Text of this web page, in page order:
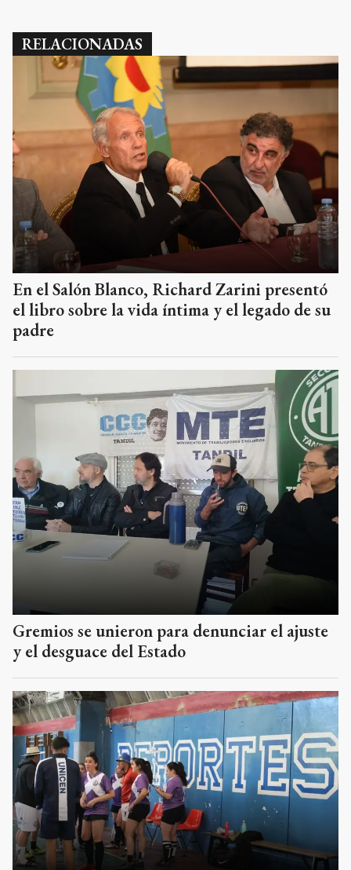
RELACIONADAS
En el Salón Blanco, Richard Zarini presentó
el libro sobre la vida íntima y el legado de su
padre
Gremios se unieron para denunciar el ajuste
y el desguace del Estado